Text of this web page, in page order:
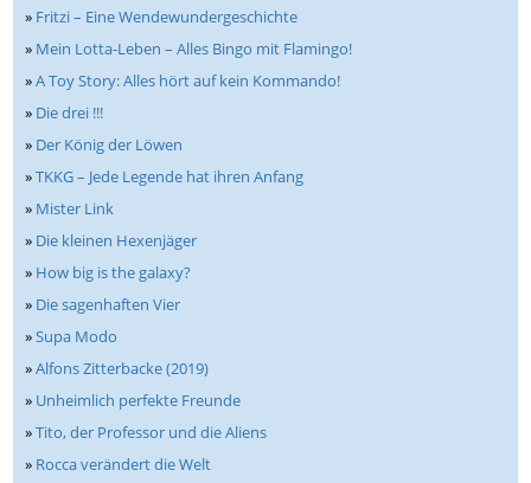
» Fritzi – Eine Wendewundergeschichte
» Mein Lotta-Leben – Alles Bingo mit Flamingo!
»A Toy Story: Alles hört auf kein Kommando!
» Die drei !!!
» Der König der Löwen
»TKKG – Jede Legende hat ihren Anfang
» Mister Link
» Die kleinen Hexenjäger
» How big is the galaxy?
» Die sagenhaften Vier
»Supa Modo
»Alfons Zitterbacke (2019)
» Unheimlich perfekte Freunde
»Tito, der Professor und die Aliens
» Rocca verändert die Welt